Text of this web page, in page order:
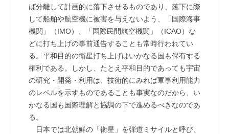
ば分離して計画的に落下させるものであり、落下に際
して船舶や航空機に被害を与えないよう、「国際海事
機関」（IMO）、「国際民間航空機関」（ICAO）な
どに打ち上げの事前通告することも常時行われてい
る。平和目的の衛星打ち上げはいかなる国も保有する
権利である。しかし、たとえ平和目的であっても宇宙
の研究・開発・利用は、技術的にみれば軍事利用能力
のレベルを示すものであることも事実なのだから、い
かなる国も国際理解と協調の下で進めるべきなのであ
る。
日本では北朝鮮の「衛星」を弾道ミサイルと呼び、